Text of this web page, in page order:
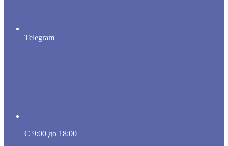
Telegram
C 9:00 до 18:00